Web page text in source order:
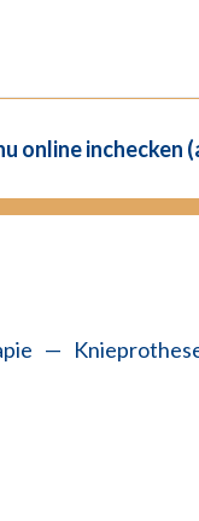
online inchecken
—